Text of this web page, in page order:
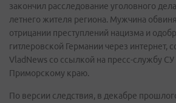
закончил расследование уголовного
летнего жителя региона. Мужчина
отрицании преступлений нацизма и
гитлеровской Германии через интернет,
VladNews со ссылкой на пресс-службу
Приморскому краю.
По версии следствия, в декабре